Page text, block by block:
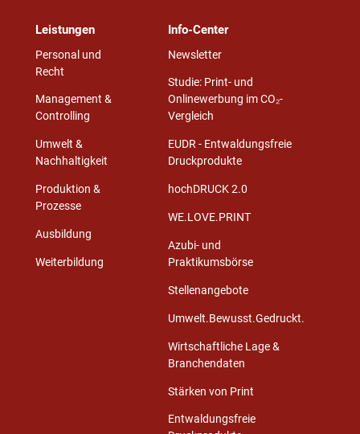
Leistungen
Personal und
Recht
Management &
Controlling
Umwelt &
Nachhaltigkeit
Produktion &
Prozesse
Ausbildung
Weiterbildung
Info-Center
Newsletter
Studie: Print- und
Onlinewerbung im CO₂-
Vergleich
EUDR - Entwaldungsfreie
Druckprodukte
hochDRUCK 2.0
WE.LOVE.PRINT
Azubi- und
Praktikumsbörse
Stellenangebote
Umwelt.Bewusst.Gedruckt.
Wirtschaftliche Lage &
Branchendaten
Stärken von Print
Entwaldungsfreie